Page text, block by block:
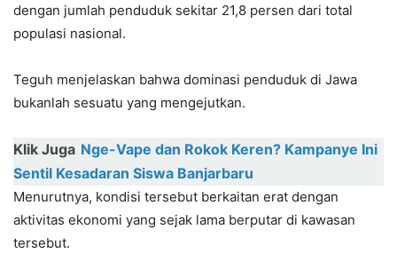
dengan jumlah penduduk sekitar 21,8 persen dari total
populasi nasional.
Teguh menjelaskan bahwa dominasi penduduk di Jawa
bukanlah sesuatu yang mengejutkan.
Klik Juga Nge-Vape dan Rokok Keren? Kampanye Ini
Sentil Kesadaran Siswa Banjarbaru
Menurutnya, kondisi tersebut berkaitan erat dengan
aktivitas ekonomi yang sejak lama berputar di kawasan
tersebut.